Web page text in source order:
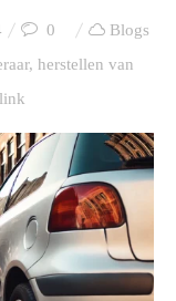
0
Blogs
, herstellen van